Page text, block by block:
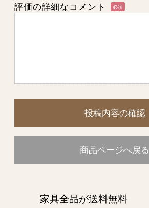
評価の詳細なコメント 必須
投稿内容の確認
商品ページへ戻る
家具全品が送料無料